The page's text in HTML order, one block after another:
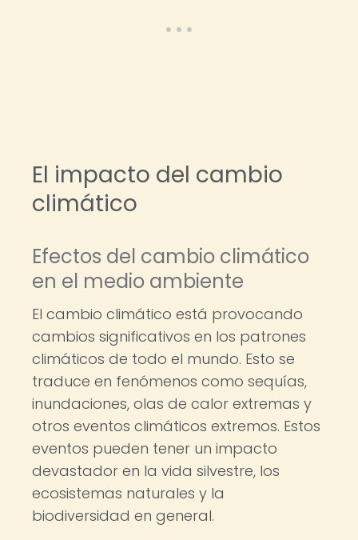
El impacto del cambio
climático
Efectos del cambio climático
en el medio ambiente
El cambio climático está provocando
cambios significativos en los patrones
climáticos de todo el mundo. Esto se
traduce en fenómenos como sequías,
inundaciones, olas de calor extremas y
otros eventos climáticos extremos. Estos
eventos pueden tener un impacto
devastador en la vida silvestre, los
ecosistemas naturales y la
biodiversidad en general.